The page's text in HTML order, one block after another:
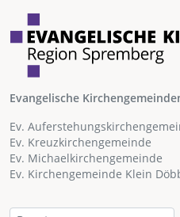
Evangelische
Ev.
Ev. Kreuzkirchengemeinde
Ev. Michaelkirchengemeinde
Ev. Kirchengemeinde Klein